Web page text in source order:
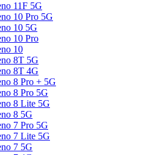
11F 5G
10 Pro 5G
10 5G
10 Pro
10
8T 5G
8T 4G
8 Pro + 5G
8 Pro 5G
8 Lite 5G
8 5G
7 Pro 5G
7 Lite 5G
7 5G